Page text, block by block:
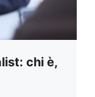
chi è,